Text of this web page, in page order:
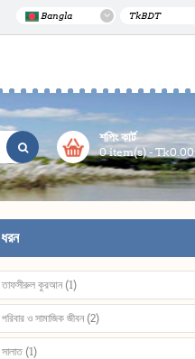
TkBDT
Bangla
শপিং কার্ট
0 item(s) - Tk0.00
ধরন
তাফসীরুল কুরআন (1)
পরিবার ও সামাজিক জীবন (2)
সালাত (1)